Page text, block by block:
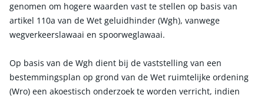
genomen om hogere waarden vast te stellen op basis van
artikel 110a van de Wet geluidhinder (Wgh), vanwege
wegverkeerslawaai en spoorweglawaai.
Op basis van de Wgh dient bij de vaststelling van een
bestemmingsplan op grond van de Wet ruimtelijke ordening
(Wro) een akoestisch onderzoek te worden verricht, indien